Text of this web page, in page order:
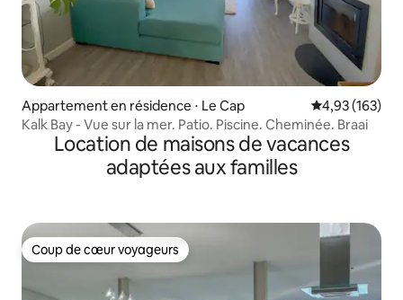
Appartement en résidence ⋅ Le Cap Évaluation
4,93 (163)
Kalk Bay - Vue sur la mer. Patio. Piscine. Cheminée. Braai
Location de maisons de vacances
adaptées aux familles
Coup de cœur voyageurs
Coup de cœur voyageurs